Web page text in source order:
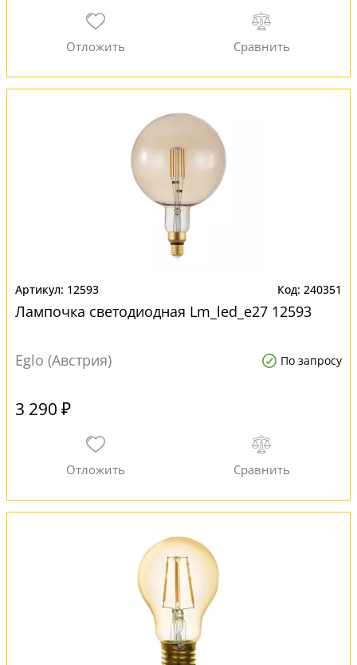
12593 240351
Лампочка светодиодная Lm_led_e27 12593
Eglo (Австрия) По запросу
3 290 ₽